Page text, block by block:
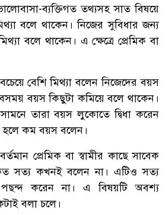
ব্যক্তিগত তথ্যসহ সাত বিষয়ে
বলে থাকেন। নিজের সুবিধার জন্য
বলে থাকেন। এ ক্ষেত্রে প্রেমিক বা
বেশি মিথ্যা বলেন নিজেদের বয়স
বয়স কিছুটা কমিয়ে বলে থাকেন।
তারা বয়স লুকোতে দ্বিধা করেন
হলে কম বয়স বলেন।
প্রেমিক বা স্বামীর কাছে সাবেক
সত্য কখনই বলেন না। এটিও সত্য
করেন না। এ বিষয়টি অবশ্য
বলা চলে।